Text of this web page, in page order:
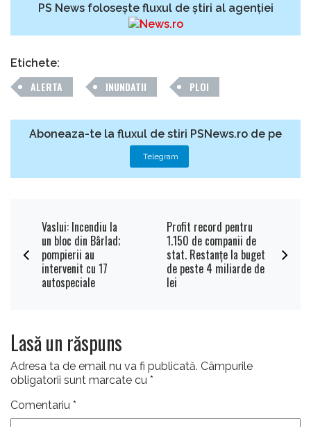
PS News folosește fluxul de știri al agenției
Etichete:
ALERTA INUNDATII PLOI
Aboneaza-te la fluxul de stiri PSNews.ro de pe
Telegram
Vaslui: Incendiu la
un bloc din Bârlad;
pompierii au
intervenit cu 17
autospeciale
Profit record pentru
1.150 de companii de
stat. Restanțe la buget
de peste 4 miliarde de
lei
Lasă un răspuns
Adresa ta de email nu va fi publicată. Câmpurile
obligatorii sunt marcate cu *
Comentariu *